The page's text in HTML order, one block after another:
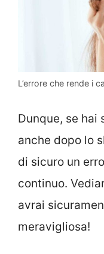
L’errore che rende i
Dunque, se hai
anche dopo lo
di sicuro un
continuo.
avrai
meravigliosa!